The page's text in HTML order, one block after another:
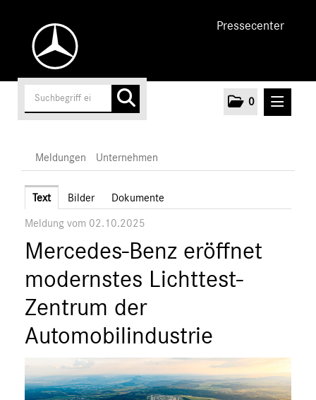
Pressecenter
0
Unternehmen
Marken & Produkte
MEDIA
ÜBER UNS
ANSPRECHPARTNER
Meldungen Unternehmen
Text Bilder Dokumente
Meldung vom 02.10.2025
Mercedes-Benz eröffnet
modernstes Lichttest-
Zentrum der
Automobilindustrie